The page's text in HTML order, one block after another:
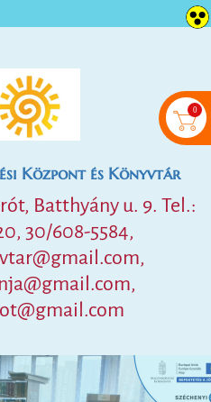
0
Központ és Könyvtár
Batthyány u. 9. Tel.:
30/608-5584,